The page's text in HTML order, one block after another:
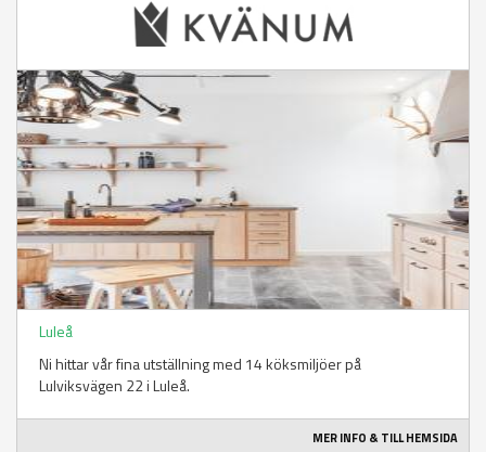
Luleå
Ni hittar vår fina utställning med 14 köksmiljöer på
Lulviksvägen 22 i Luleå.
MER INFO & TILL HEMSIDA